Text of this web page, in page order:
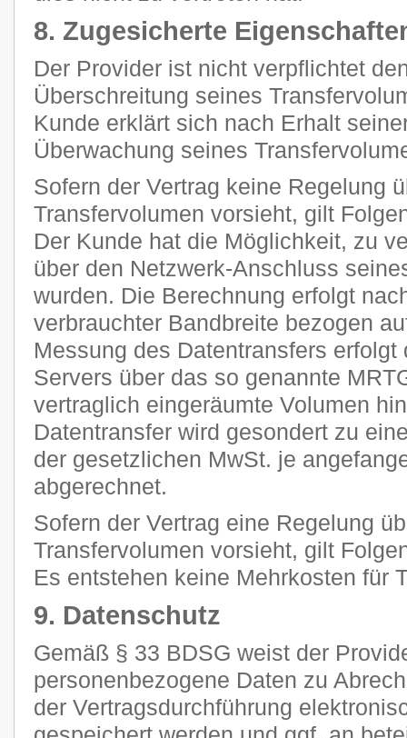
8. Zugesicherte
Der Provider ist nicht verpflichtet
Überschreitung seines
Kunde erklärt sich nach Erhalt
Überwachung seines
Sofern der Vertrag keine Regelung
Transfervolumen vorsieht, gilt
Der Kunde hat die Möglichkeit, zu
über den Netzwerk-Anschluss
wurden. Die Berechnung erfolgt
verbrauchter Bandbreite bezogen
Messung des Datentransfers
Servers über das so genannte
vertraglich eingeräumte Volumen
Datentransfer wird gesondert zu
der gesetzlichen MwSt. je
abgerechnet.
Sofern der Vertrag eine Regelung
Transfervolumen vorsieht, gilt
Es entstehen keine Mehrkosten für
9. Datenschutz
Gemäß § 33 BDSG weist der
personenbezogene Daten zu
der Vertragsdurchführung